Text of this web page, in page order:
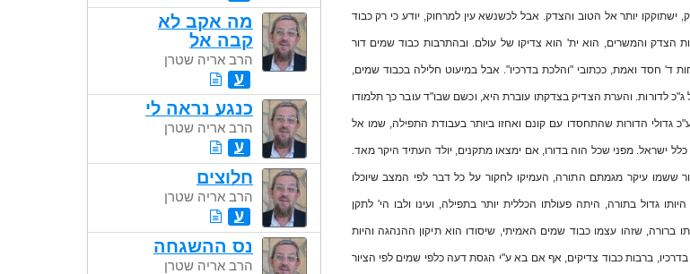
ישתוקקו יותר אל הטוב והצדק. אבל לכשנשא עין למרחוק, יודע כי רק כבוד
הצדק והמשרים, הוא ית' הוא צדיקו של עולם. ובהתרבות כבוד שמים דור
ד' חסד ואמת, ככתובי "והלכת בדרכיו". אבל במיעוט חלילה בכבוד שמים,
לדורות. והערת הצדיק בצדקתו עוברת היא, וכשם שבו"ד עובר כך תלמודו
גדולי הדורות שהתחסדו עם קונם ואחזו ביותר בעבודת התפילה, שמו אל
ישראל. מפני שכל הוה בדורו, אם ימצאו מתקנים, יולד העתיד היקר מאד.
ששמו עיקר מגמתם התורה, העמיקו לחקור על כל דבר לפי המצב שיוכלו
גדול בתורה, היתה פעולתו הכללית יותר בתפילה, ועינו ולבו הי' לתקן
שזהו עצמו כבוד שמים האמיתי, שיסודו הוא תיקון ההנהגה והיות
ברבות כבוד צדיקים, אף אם בא ע"י הגסת דעה כלפי שמים לפי הציור
מה אקב לא
קבה אל
הרב אריה שטרן
ע
כנגע נראה לי
הרב אריה שטרן
ע
חלוצים
הרב אריה שטרן
ע
נס ההשגחה
הרב אריה שטרן